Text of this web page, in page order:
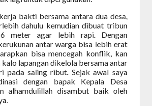
bakti bersama antara dua desa,
dahulu kemudian dibuat tribun
meter agar lebih rapi. Dengan
antar warga bisa lebih erat
bisa mencegah konflik, kan
kalo lapangan dikelola bersama antar
pada saling ribut. Sejak awal saya
dengan bapak Kepala Desa
alhamdulillah disambut baik oleh